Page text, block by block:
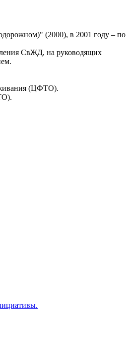
(2000), в 2001 году – по
СвЖД, на руководящих
(ЦФТО).